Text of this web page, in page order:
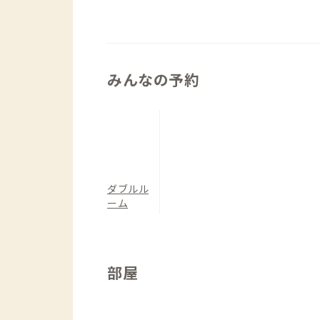
みんなの予約
ダブルル
ーム
部屋